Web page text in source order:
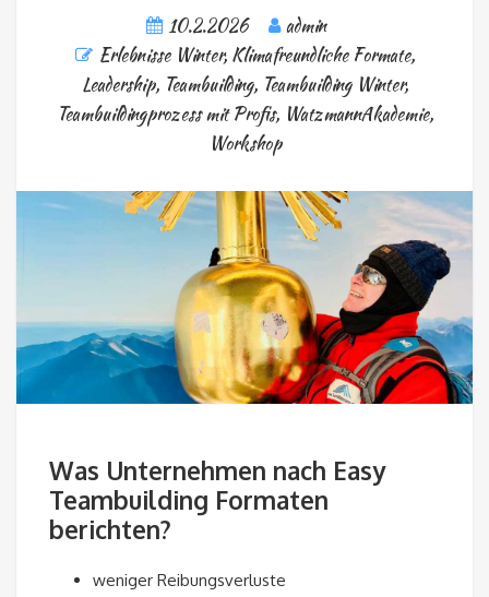
10.2.2026
admin
Erlebnisse Winter, Klimafreundliche Formate,
Leadership, Teambuilding, Teambuilding Winter,
Teambuildingprozess mit Profis, WatzmannAkademie,
Workshop
Was Unternehmen nach Easy
Teambuilding Formaten
berichten?
weniger Reibungsverluste